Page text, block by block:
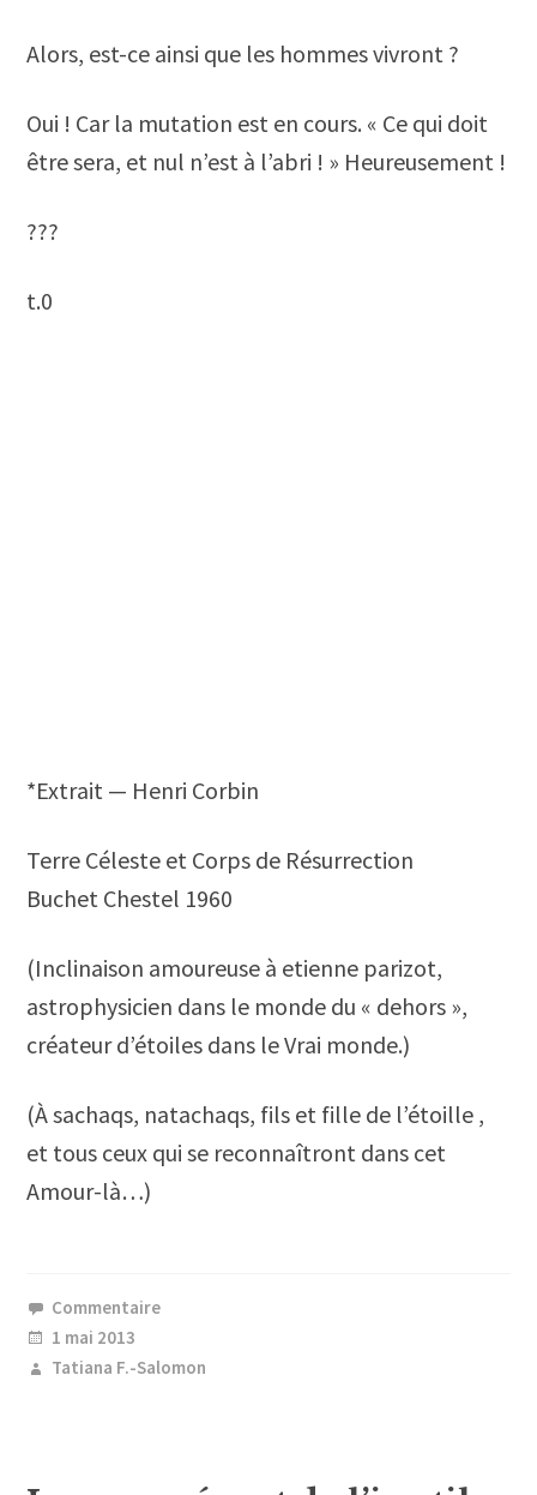
Alors, est-ce ainsi que les hommes vivront ?
Oui ! Car la mutation est en cours. « Ce qui doit
être sera, et nul n’est à l’abri ! » Heureusement !
???
t.0
*Extrait — Henri Corbin
Terre Céleste et Corps de Résurrection
Buchet Chestel 1960
(Inclinaison amoureuse à etienne parizot,
astrophysicien dans le monde du « dehors »,
créateur d’étoiles dans le Vrai monde.)
(À sachaqs, natachaqs, fils et fille de l’étoille ,
et tous ceux qui se reconnaîtront dans cet
Amour-là…)
Commentaire
1 mai 2013
Tatiana F.-Salomon